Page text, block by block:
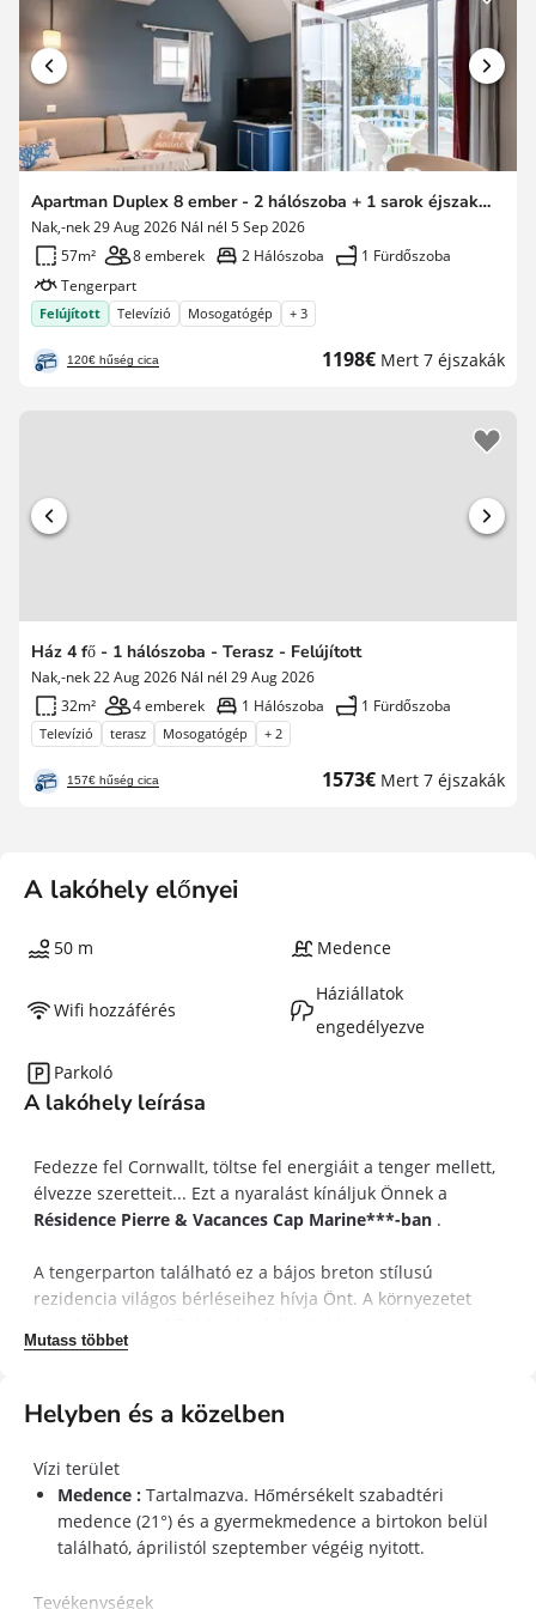
Apartman Duplex 8 ember - 2 hálószoba + 1 sarok éjszaka - Terrace vagy erkély - Sea View - felújított
Nak,-nek 29 Aug 2026 Nál nél 5 Sep 2026
57m²
8 emberek 2 Hálószoba
1 Fürdőszoba
Tengerpart
Felújított Televízió Mosogatógép + 3
120€ hűség cica
Új
1198€ Mert 7 éjszakák
Ház 4 fő - 1 hálószoba - Terasz - Felújított
Nak,-nek 22 Aug 2026 Nál nél 29 Aug 2026
32m²
4 emberek 1 Hálószoba 1 Fürdőszoba
Televízió terasz Mosogatógép + 2
157€ hűség cica
Új
1573€ Mert 7 éjszakák
A lakóhely előnyei
50 m Medence
Wifi hozzáférés
Háziállatok
engedélyezve
Parkoló
A lakóhely leírása
Fedezze fel Cornwallt, töltse fel energiáit a tenger mellett,
élvezze szeretteit... Ezt a nyaralást kínáljuk Önnek a
Résidence Pierre & Vacances Cap Marine***-ban .
A tengerparton található ez a bájos breton stílusú
rezidencia világos bérléseihez hívja Önt. A környezetet
illeszkedik az őt körülvevő természeti környezetbe.
Világos, ízlésesen berendezett házakból és a medencével
határos apartmanokból áll. Szabadon választhat tengerre
vagy medencére néző apartmanjaink és kertre nyíló
házaink közül.
Áprilistól szeptemberig úszhat a mérsékelt övű szabadtéri
medencében (21°), vagy csobbanhat a pancsoló
Mutass többet
Helyben és a közelben
Vízi terület
Medence : Tartalmazva. Hőmérsékelt szabadtéri
medence (21°) és a gyermekmedence a birtokon belül
található, áprilistól szeptember végéig nyitott.
Tevékenységek